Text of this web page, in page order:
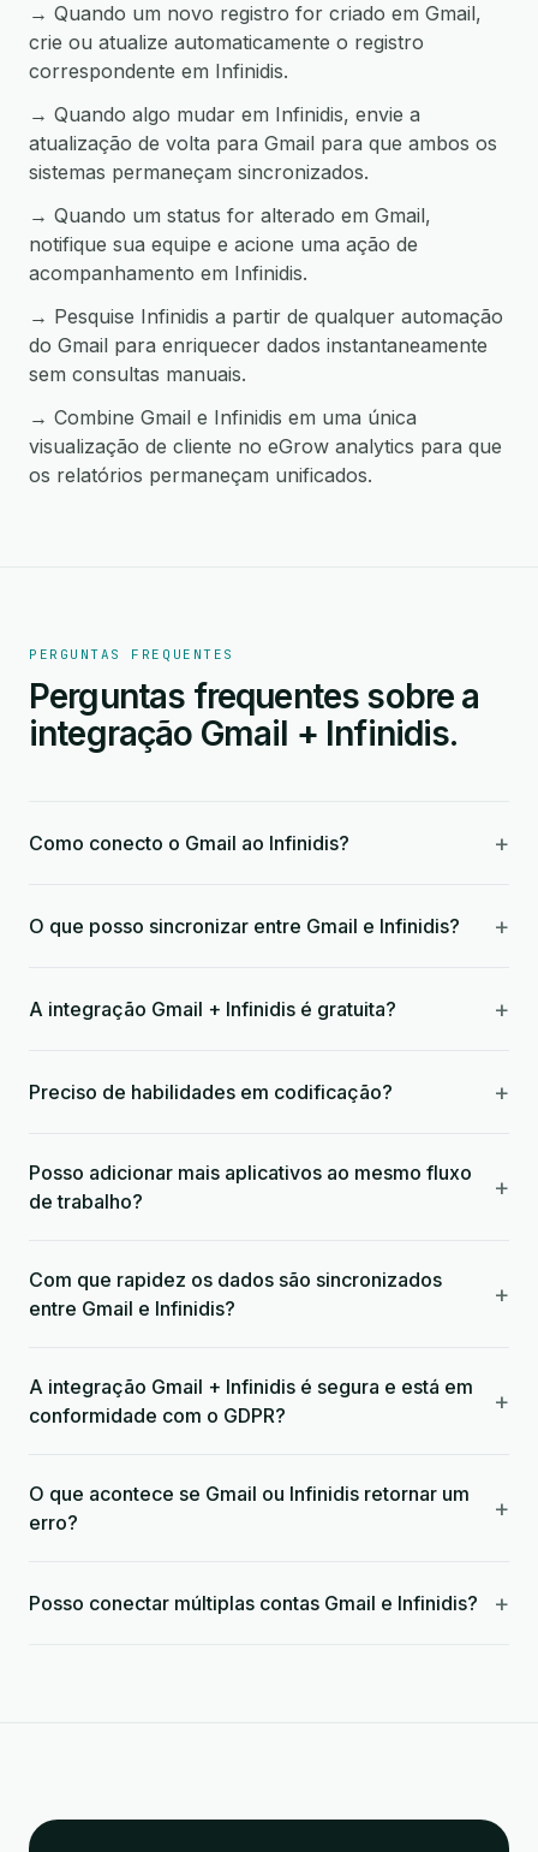
→ Quando um novo registro for criado em Gmail,
crie ou atualize automaticamente o registro
correspondente em Infinidis.
→ Quando algo mudar em Infinidis, envie a
atualização de volta para Gmail para que ambos os
sistemas permaneçam sincronizados.
→ Quando um status for alterado em Gmail,
notifique sua equipe e acione uma ação de
acompanhamento em Infinidis.
→ Pesquise Infinidis a partir de qualquer automação
do Gmail para enriquecer dados instantaneamente
sem consultas manuais.
→ Combine Gmail e Infinidis em uma única
visualização de cliente no eGrow analytics para que
os relatórios permaneçam unificados.
PERGUNTAS FREQUENTES
Perguntas frequentes sobre a
integração Gmail + Infinidis.
Como conecto o Gmail ao Infinidis? +
O que posso sincronizar entre Gmail e Infinidis? +
A integração Gmail + Infinidis é gratuita? +
Preciso de habilidades em codificação? +
Posso adicionar mais aplicativos ao mesmo fluxo
de trabalho?
+
Com que rapidez os dados são sincronizados
entre Gmail e Infinidis?
+
A integração Gmail + Infinidis é segura e está em
conformidade com o GDPR?
+
O que acontece se Gmail ou Infinidis retornar um
erro?
+
Posso conectar múltiplas contas Gmail e Infinidis? +